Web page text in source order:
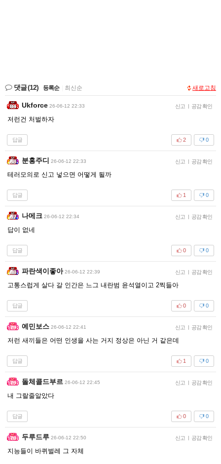
댓글(12) 등록순 최신순 새로고침
Ukforce 26-06-12 22:33 신고 | 공감 확인
저런건 처벌하자
답글 0
2
분홍주디 26-06-12 22:33 신고 | 공감 확인
테러모의로 신고 넣으면 어떻게 될까
답글 0
1
나메크 26-06-12 22:34 신고 | 공감 확인
답이 없네
답글 0
0
파란색이좋아 26-06-12 22:39 신고 | 공감 확인
고통스럽게 살다 갈 인간은 느그 내란범 윤석열이고 2찍들아
답글 0
0
예민보스 26-06-12 22:41 신고 | 공감 확인
저런 새끼들은 어떤 인생을 사는 거지 정상은 아닌 거 같은데
답글 0
1
돌체콜드부르 26-06-12 22:45 신고 | 공감 확인
내 그랄줄알았다
답글 0
0
두루드루 26-06-12 22:50 신고 | 공감 확인
지능들이 바퀴벌레 그 자체